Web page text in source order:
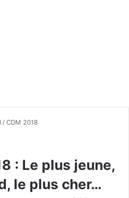
/CDM 2018
: Le plus jeune,
le plus cher…